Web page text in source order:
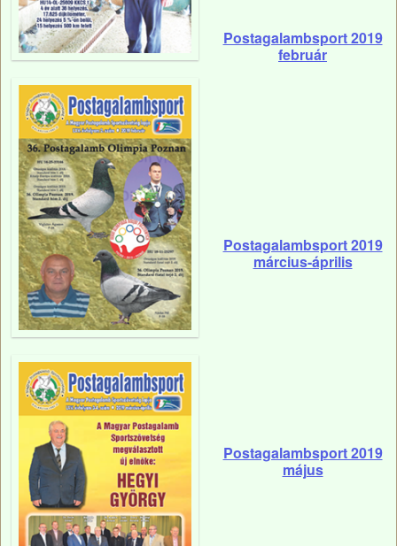
Postagalambsport 2019
február
Postagalambsport 2019
március-április
Postagalambsport 2019
május